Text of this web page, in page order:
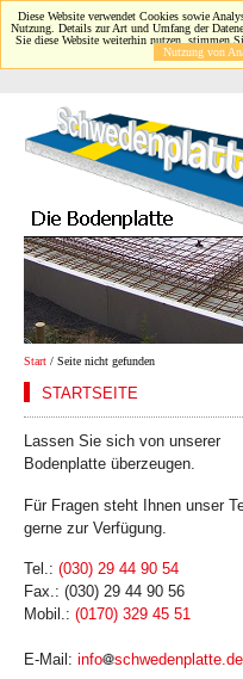
Diese Website verwendet Cookies sowie
Nutzung. Details zur Art und Umfang der
Sie diese Website weiterhin nutzen, stimmen
Nutzung von
Start / Seite nicht gefunden
STARTSEITE
Lassen Sie sich von unserer
Bodenplatte überzeugen.
Für Fragen steht Ihnen unser
gerne zur Verfügung.
Tel.: (030) 29 44 90 54
Fax.: (030) 29 44 90 56
Mobil.: (0170) 329 45 51
E-Mail: info schwedenplatte.de